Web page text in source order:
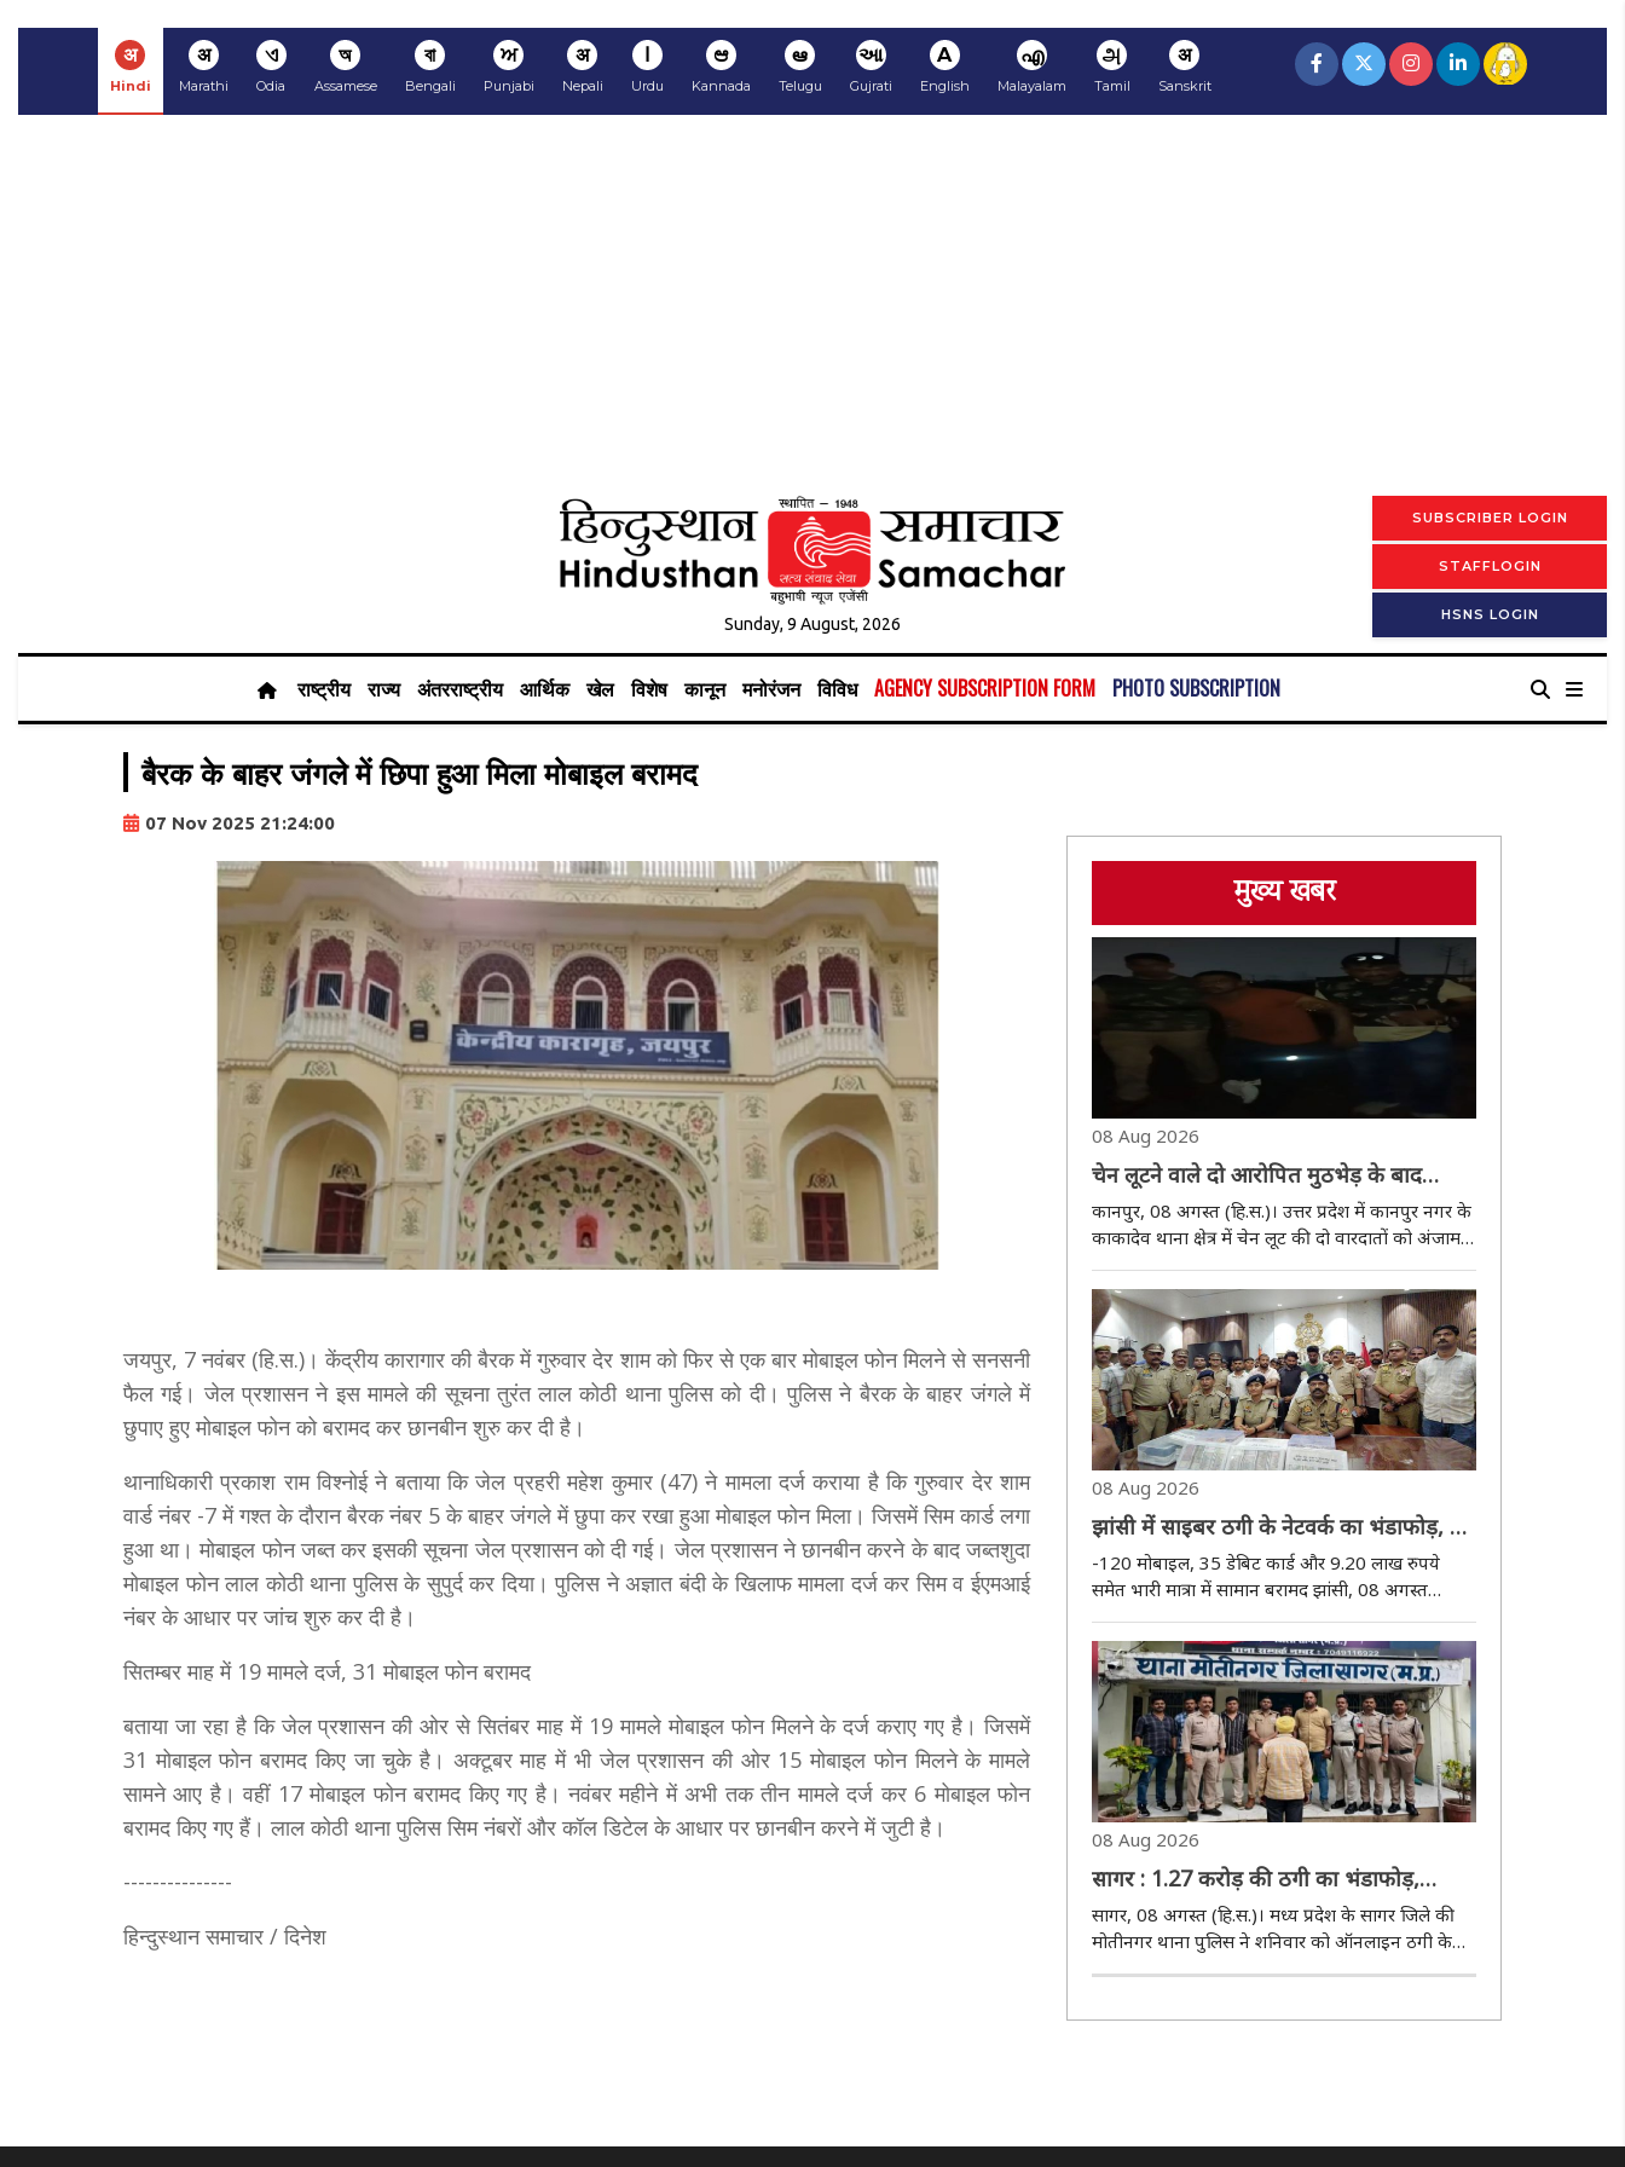
अ
Hindi
अ
Marathi
ଏ
Odia
অ
Assamese
বা
Bengali
ਅ
Punjabi
अ
Nepali
ا
Urdu
ಆ
Kannada
ఆ
Telugu
આ
Gujrati
A
English
എ
Malayalam
அ
Tamil
अ
Sanskrit
Sunday, 9 August, 2026
SUBSCRIBER LOGIN
STAFFLOGIN
HSNS LOGIN
राष्ट्रीय राज्य अंतरराष्ट्रीय आर्थिक खेल विशेष कानून मनोरंजन विविध AGENCY SUBSCRIPTION FORM PHOTO SUBSCRIPTION
बैरक के बाहर जंगले में छिपा हुआ मिला मोबाइल बरामद
07 Nov 2025 21:24:00
जयपुर, 7 नवंबर (हि.स.)। केंद्रीय कारागार की बैरक में गुरुवार देर शाम को फिर से एक बार मोबाइल फोन मिलने से सनसनी
फैल गई। जेल प्रशासन ने इस मामले की सूचना तुरंत लाल कोठी थाना पुलिस को दी। पुलिस ने बैरक के बाहर जंगले में
छुपाए हुए मोबाइल फोन को बरामद कर छानबीन शुरु कर दी है।
थानाधिकारी प्रकाश राम विश्नोई ने बताया कि जेल प्रहरी महेश कुमार (47) ने मामला दर्ज कराया है कि गुरुवार देर शाम
वार्ड नंबर -7 में गश्त के दौरान बैरक नंबर 5 के बाहर जंगले में छुपा कर रखा हुआ मोबाइल फोन मिला। जिसमें सिम कार्ड लगा
हुआ था। मोबाइल फोन जब्त कर इसकी सूचना जेल प्रशासन को दी गई। जेल प्रशासन ने छानबीन करने के बाद जब्तशुदा
मोबाइल फोन लाल कोठी थाना पुलिस के सुपुर्द कर दिया। पुलिस ने अज्ञात बंदी के खिलाफ मामला दर्ज कर सिम व ईएमआई
नंबर के आधार पर जांच शुरु कर दी है।
सितम्बर माह में 19 मामले दर्ज, 31 मोबाइल फोन बरामद
बताया जा रहा है कि जेल प्रशासन की ओर से सितंबर माह में 19 मामले मोबाइल फोन मिलने के दर्ज कराए गए है। जिसमें
31 मोबाइल फोन बरामद किए जा चुके है। अक्टूबर माह में भी जेल प्रशासन की ओर 15 मोबाइल फोन मिलने के मामले
सामने आए है। वहीं 17 मोबाइल फोन बरामद किए गए है। नवंबर महीने में अभी तक तीन मामले दर्ज कर 6 मोबाइल फोन
बरामद किए गए हैं। लाल कोठी थाना पुलिस सिम नंबरों और कॉल डिटेल के आधार पर छानबीन करने में जुटी है।
---------------
हिन्दुस्थान समाचार / दिनेश
मुख्य खबर
08 Aug 2026
चेन लूटने वाले दो आरोपित मुठभेड़ के बाद
गिरफ्तार, एक के पैर में लगी गोली
कानपुर, 08 अगस्त (हि.स.)। उत्तर प्रदेश में कानपुर नगर के
काकादेव थाना क्षेत्र में चेन लूट की दो वारदातों को अंजाम
देने वाले दो आरोपितों को शनिवार रात पुलिस ने मुठभेड़ के
बाद गिरफ्तार कर लिया। जवाबी कार्रवाई में एक आरोपित
के पैर में गोली लगी, जबकि..
08 Aug 2026
झांसी में साइबर ठगी के नेटवर्क का भंडाफोड़, 23
आरोपित गिरफ्तार
-120 मोबाइल, 35 डेबिट कार्ड और 9.20 लाख रुपये
समेत भारी मात्रा में सामान बरामद झांसी, 08 अगस्त
(हि.स.)। जिले की साइबर थाना पुलिस के नेतृत्व में विभिन्न
थानों की संयुक्त टीम ने शनिवार काे मिनी जामताड़ा बने
कटेरा थाना क्षेत्र के ग्राम खौरियाना, मौरिय..
08 Aug 2026
सागर : 1.27 करोड़ की ठगी का भंडाफोड़,
हरियाणा से आरोपी गिरफ्तार
सागर, 08 अगस्त (हि.स.)। मध्य प्रदेश के सागर जिले की
मोतीनगर थाना पुलिस ने शनिवार को ऑनलाइन ठगी के
एक बड़े गिरोह का पर्दाफाश करते हुए 1 करोड़ 27 लाख
आरोपी को गिरफ्तार कर लिया है। आरोपी की पहचान